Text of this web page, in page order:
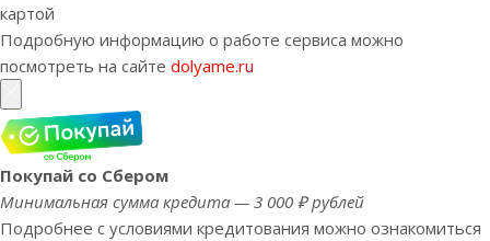
картой
Подробную информацию о работе сервиса можно
посмотреть на сайте dolyame.ru
Покупай со Сбером
Минимальная сумма кредита — 3 000 ₽ рублей
Подробнее с условиями кредитования можно ознакомиться